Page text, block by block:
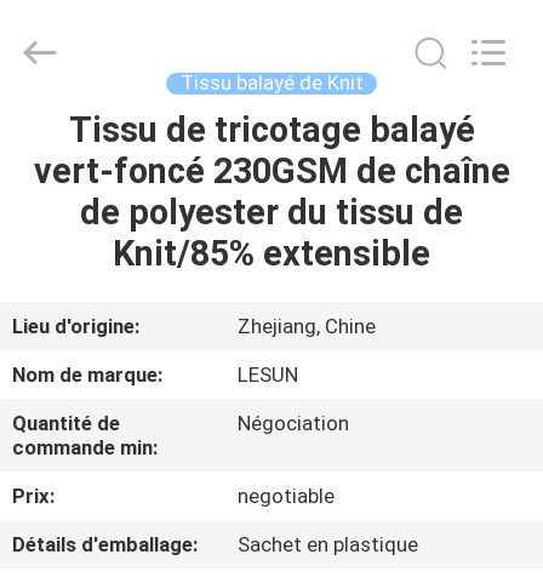
MAISON
PRODUITS
SUJET
DE
NOUS
VISITE
D'USINE
Textile
Technology
Tissu balayé de Knit
Tissu de tricotage balayé
vert-foncé 230GSM de chaîne
de polyester du tissu de
Knit/85% extensible
Lieu d'origine:
Zhejiang, Chine
Nom de marque:
LESUN
Quantité de
commande min:
Négociation
Prix:
negotiable
Détails d'emballage:
Sachet en plastique